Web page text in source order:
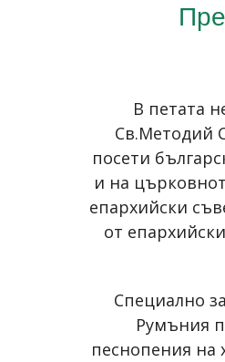
В петата
Св.Методий
посети
и на
епархийски
от
Специално
Румъния
песнопения на